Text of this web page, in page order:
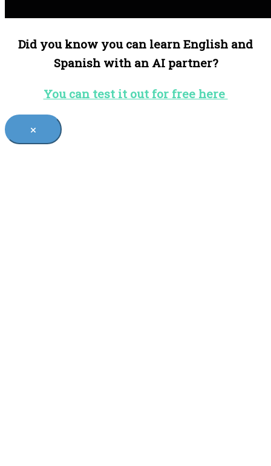
Did you know you can learn English and
Spanish with an AI partner?
You can test it out for free here
×